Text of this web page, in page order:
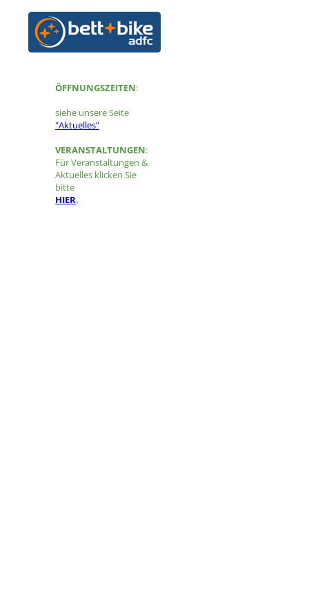
ÖFFNUNGSZEITEN:
siehe unsere Seite
"Aktuelles"
VERANSTALTUNGEN:
Für Veranstaltungen &
Aktuelles klicken Sie
bitte
HIER.